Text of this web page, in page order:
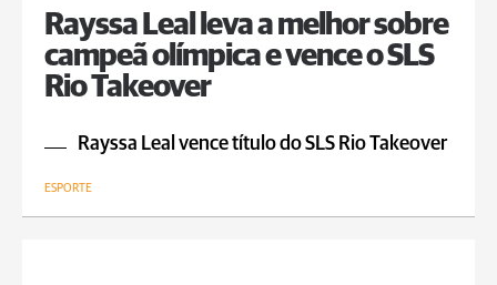
Rayssa Leal leva a melhor sobre
campeã olímpica e vence o SLS
Rio Takeover
Rayssa Leal vence título do SLS Rio Takeover
ESPORTE